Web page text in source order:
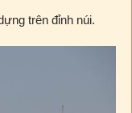
trên đỉnh núi.